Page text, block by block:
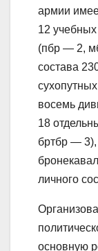
армии
12
(пбр — 2,
состава
восемь
18
бртбр — 3),
личного
основную